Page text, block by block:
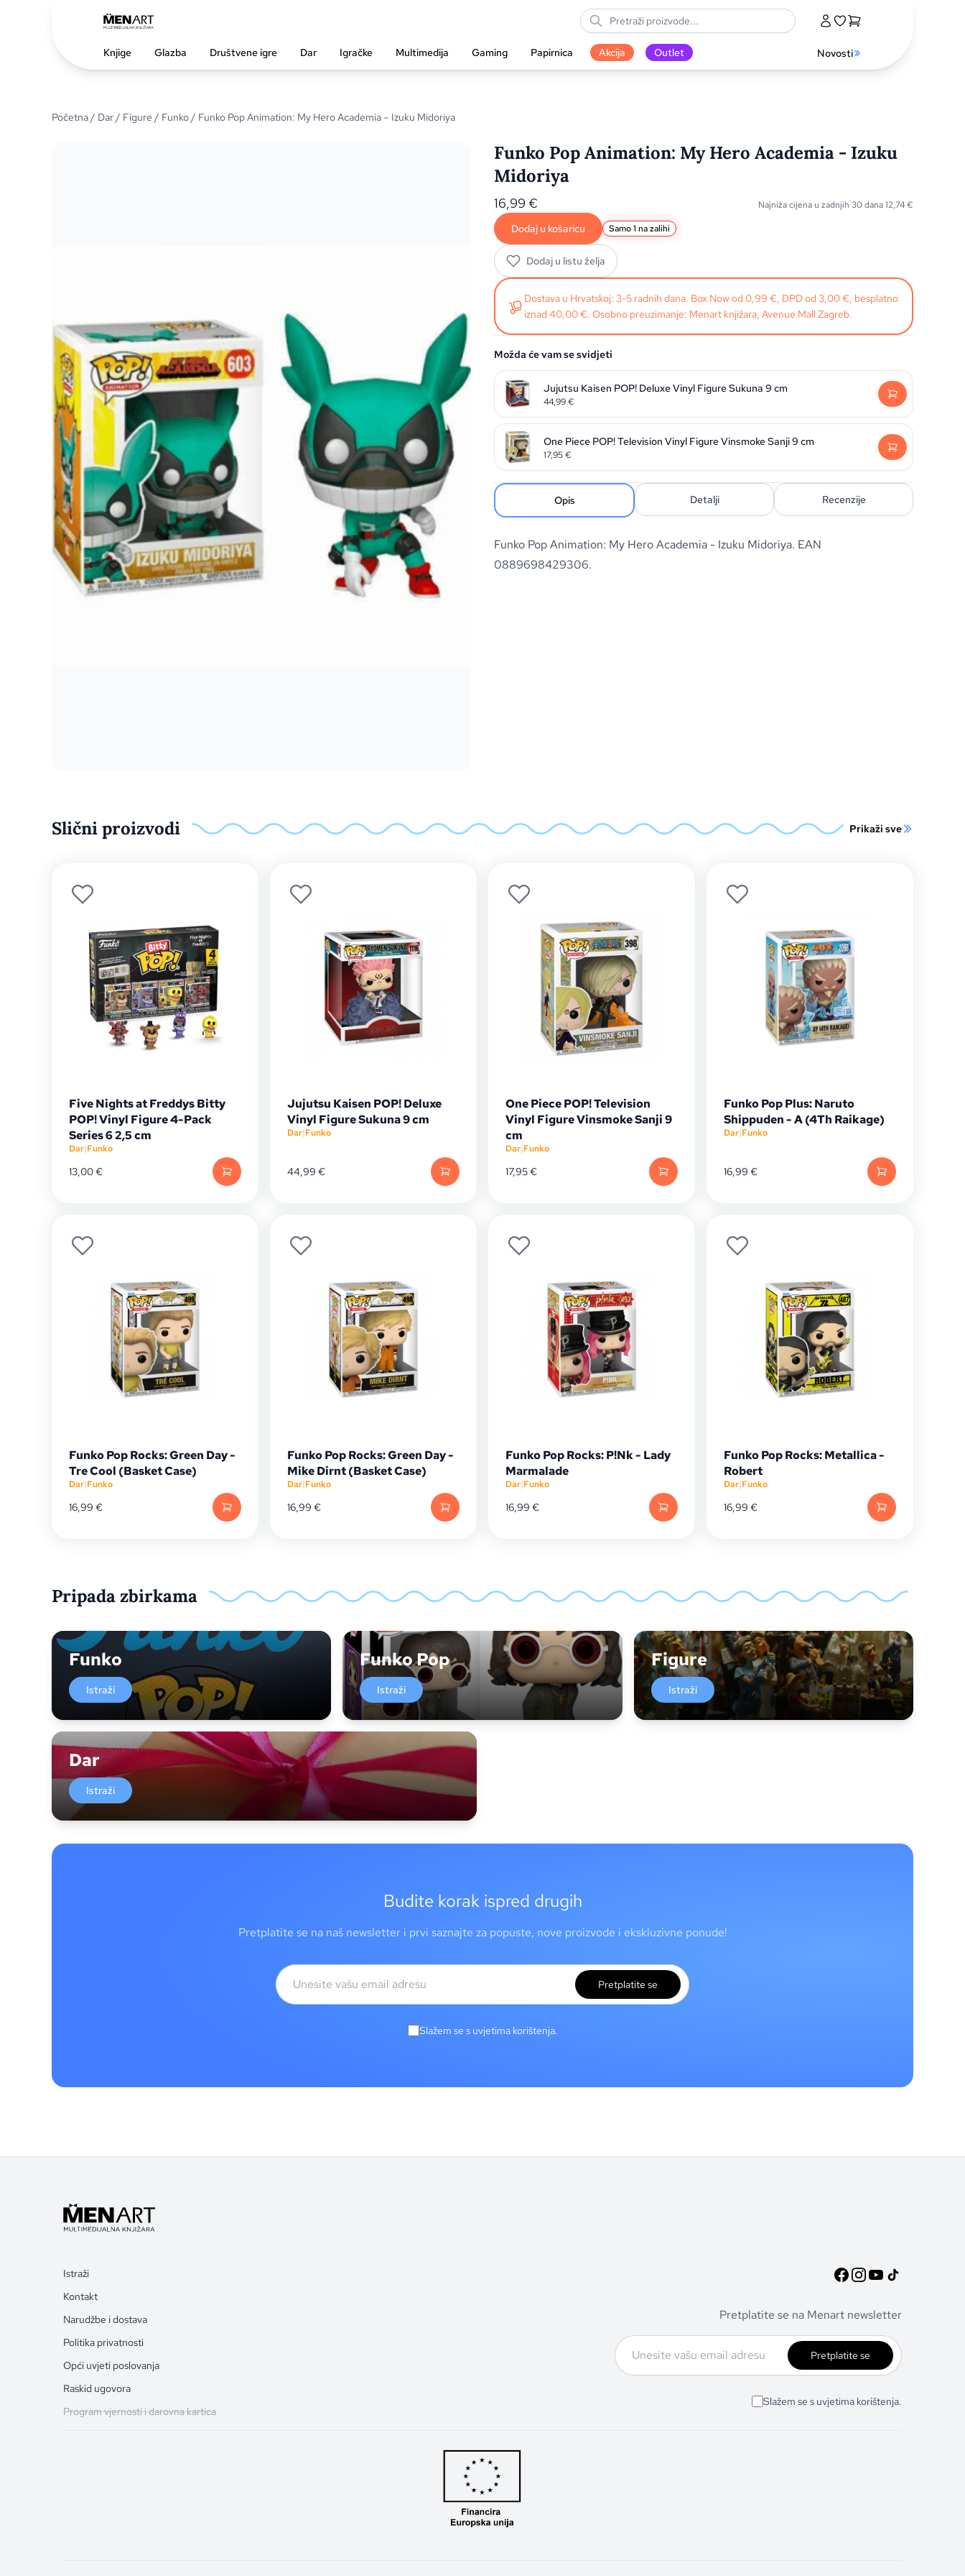
Knjige Glazba Društvene igre Dar Igračke Multimedija Gaming Papirnica Akcija Outlet Novosti
Početna/ Dar/ Figure / Funko/ Funko Pop Animation: My Hero Academia – Izuku Midoriya
Funko Pop Animation: My Hero Academia - Izuku
Midoriya
16,99 € Najniža cijena u zadnjih 30 dana12,74€
Dodaj u košaricu Samo 1 na zalihi
Dodaj u listu želja
Dostava u Hrvatskoj: 3-5 radnih dana. Box Now od 0,99 €, DPD od 3,00 €, besplatno
iznad 40,00 €. Osobno preuzimanje: Menart knjižara, Avenue Mall Zagreb.
Možda će vam se svidjeti
Jujutsu Kaisen POP! Deluxe Vinyl Figure Sukuna 9 cm
44,99€
One Piece POP! Television Vinyl Figure Vinsmoke Sanji 9 cm
17,95€
Opis Detalji Recenzije
Funko Pop Animation: My Hero Academia - Izuku Midoriya. EAN
0889698429306.
Slični proizvodi Prikaži sve
Five Nights at Freddys Bitty
POP! Vinyl Figure 4-Pack
Series 6 2,5 cm
Dar|Funko
13,00€
Jujutsu Kaisen POP! Deluxe
Vinyl Figure Sukuna 9 cm
Dar|Funko
44,99 €
One Piece POP! Television
Vinyl Figure Vinsmoke Sanji 9
cm
Dar|Funko
17,95€
Funko Pop Plus: Naruto
Shippuden - A (4Th Raikage)
Dar|Funko
16,99 €
Funko Pop Rocks: Green Day -
Tre Cool (Basket Case)
Dar|Funko
16,99 €
Funko Pop Rocks: Green Day -
Mike Dirnt (Basket Case)
Dar|Funko
16,99 €
Funko Pop Rocks: P!Nk - Lady
Marmalade
Dar|Funko
16,99 €
Funko Pop Rocks: Metallica -
Robert
Dar|Funko
16,99 €
Pripada zbirkama
Funko
Istraži
Funko Pop
Istraži
Figure
Istraži
Dar
Istraži
Budite korak ispred drugih
Pretplatite se na naš newsletter i prvi saznajte za popuste, nove proizvode i ekskluzivne ponude!
Pretplatite se
Slažem se s uvjetima korištenja.
Istraži
Kontakt
Narudžbe i dostava
Politika privatnosti
Opći uvjeti poslovanja
Raskid ugovora
Program vjernosti i darovna kartica
Pretplatite se na Menart newsletter
Pretplatite se
Slažem se s uvjetima korištenja.